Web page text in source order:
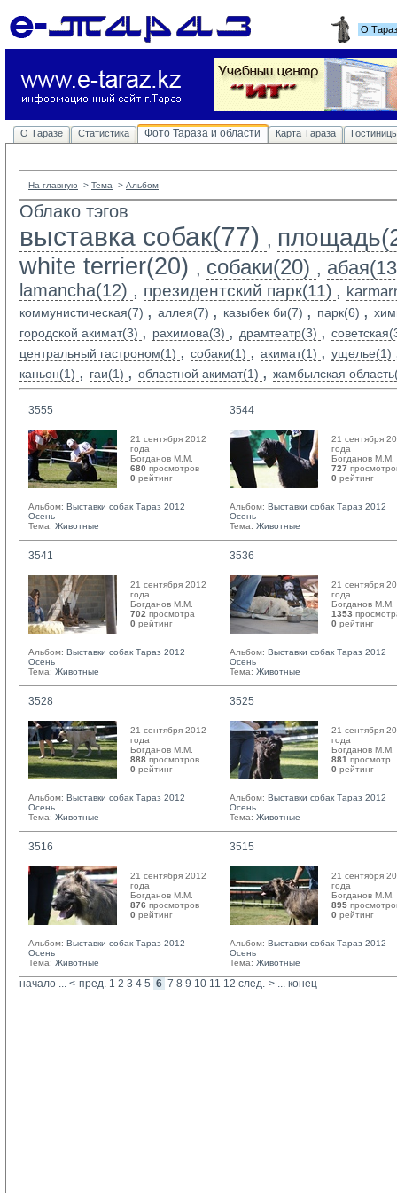
О
О Таразе Статистика Фото Тараза и области Карта Тараза
На главную -> Тема -> Альбом
Облако тэгов
выставка собак(77) ,
white terrier(20) , собаки(20) ,
lamancha(12) , президентский парк(11) ,
коммунистическая(7) , аллея(7) , казыбек би(7) , парк(6) ,
городской акимат(3) , рахимова(3) , драмтеатр(3) ,
центральный гастроном(1) , собаки(1) , акимат(1) , ущелье(1)
каньон(1) , гаи(1) , областной акимат(1) , жамбылская
3555
21 сентября 2012
года
Богданов М.М.
680 просмотров
0 рейтинг
Альбом: Выставки собак Тараз 2012
Осень
Тема: Животные
3544
21 сентября
года
Богданов М.М.
727
0 рейтинг
Альбом: Выставки собак Тараз 2012
Осень
Тема: Животные
3541
21 сентября 2012
года
Богданов М.М.
702 просмотра
0 рейтинг
Альбом: Выставки собак Тараз 2012
Осень
Тема: Животные
3536
21 сентября
года
Богданов М.М.
1353
0 рейтинг
Альбом: Выставки собак Тараз 2012
Осень
Тема: Животные
3528
21 сентября 2012
года
Богданов М.М.
888 просмотров
0 рейтинг
Альбом: Выставки собак Тараз 2012
Осень
Тема: Животные
3525
21 сентября
года
Богданов М.М.
881 просмотр
0 рейтинг
Альбом: Выставки собак Тараз 2012
Осень
Тема: Животные
3516
21 сентября 2012
года
Богданов М.М.
876 просмотров
0 рейтинг
Альбом: Выставки собак Тараз 2012
Осень
Тема: Животные
3515
21 сентября
года
Богданов М.М.
895
0 рейтинг
Альбом: Выставки собак Тараз 2012
Осень
Тема: Животные
начало ... <-пред. 1 2 3 4 5 6 7 8 9 10 11 12 след.-> ... конец